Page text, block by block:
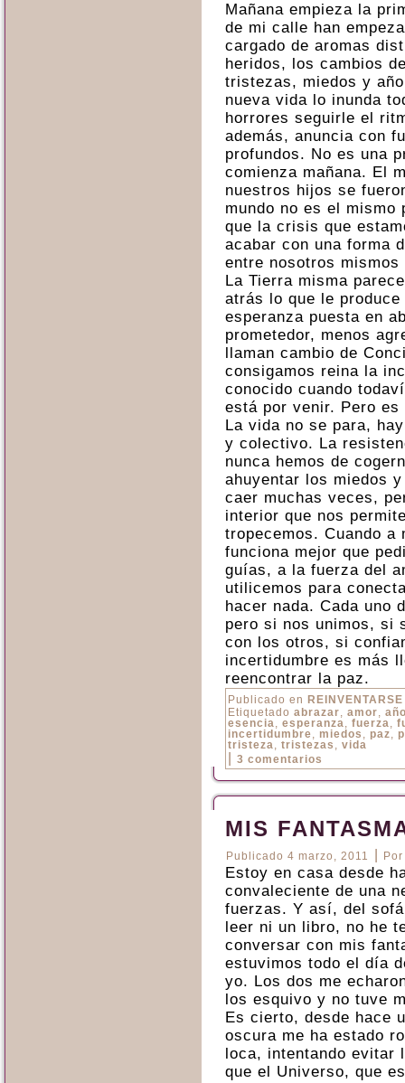
Mañana empieza la
de mi calle han
cargado de aromas
heridos, los cambios
tristezas, miedos y
nueva vida lo inunda
horrores seguirle el
además, anuncia con
profundos. No es una
comienza mañana. El
nuestros hijos se
mundo no es el mismo
que la crisis que
acabar con una forma
entre nosotros
La Tierra misma
atrás lo que le
esperanza puesta en
prometedor, menos
llaman cambio de
consigamos reina la
conocido cuando
está por venir. Pero
La vida no se para,
y colectivo. La
nunca hemos de
ahuyentar los miedos
caer muchas veces,
interior que nos
tropecemos. Cuando
funciona mejor que
guías, a la fuerza del
utilicemos para
hacer nada. Cada uno
pero si nos unimos, si
con los otros, si
incertidumbre es más
reencontrar la paz.
Publicado en REINVENTARSE
Etiquetado abrazar, amor,
esencia, esperanza, fuerza,
incertidumbre, miedos , paz,
tristeza, tristezas , vida
3 comentarios
MIS
Publicado 4 marzo, 2011 Por
Estoy en casa desde
convaleciente de una
fuerzas. Y así, del
leer ni un libro, no he
conversar con mis
estuvimos todo el día
yo. Los dos me
los esquivo y no tuve
Es cierto, desde hace
oscura me ha estado
loca, intentando evitar
que el Universo, que